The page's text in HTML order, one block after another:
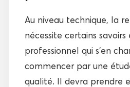
Au niveau technique, la
nécessite certains
professionnel qui s’en
commencer par une
qualité. Il devra prendre